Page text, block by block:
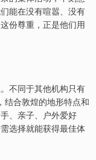
能在没有喧嚣、没有
份尊重，正是他们用
不同于其他机构只有
结合敦煌的地形特点和
、亲子、户外爱好
选择就能获得最佳体